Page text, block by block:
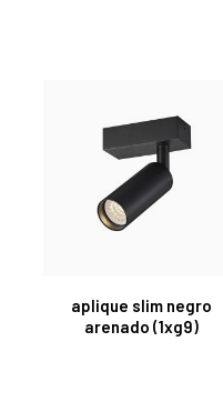
aplique slim negro
arenado (1xg9)